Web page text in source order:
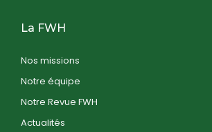
La FWH
Nos missions
Notre équipe
Notre Revue FWH
Actualités